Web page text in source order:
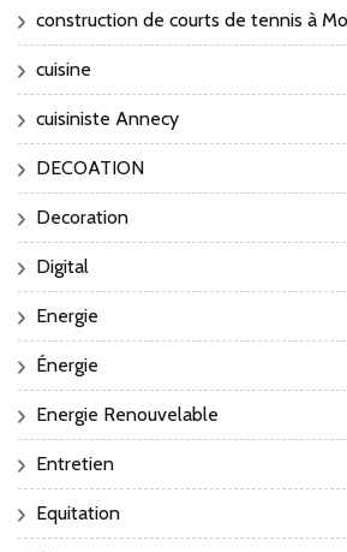
construction de courts de tennis à
cuisine
cuisiniste Annecy
DECOATION
Decoration
Digital
Energie
Énergie
Energie Renouvelable
Entretien
Equitation